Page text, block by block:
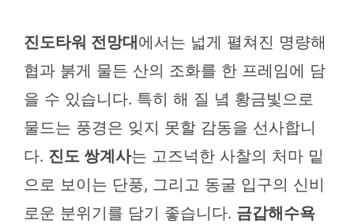
진도타워 전망대에서는 넓게 펼쳐진 명량해
협과 붉게 물든 산의 조화를 한 프레임에 담
을 수 있습니다. 특히 해 질 녘 황금빛으로
물드는 풍경은 잊지 못할 감동을 선사합니
다. 진도 쌍계사는 고즈넉한 사찰의 처마 밑
으로 보이는 단풍, 그리고 동굴 입구의 신비
로운 분위기를 담기 좋습니다. 금갑해수욕